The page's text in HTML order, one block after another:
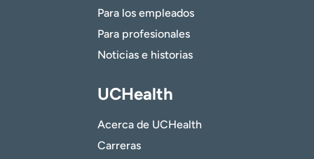
Para los empleados
Para profesionales
Noticias e historias
UCHealth
Acerca de UCHealth
Carreras